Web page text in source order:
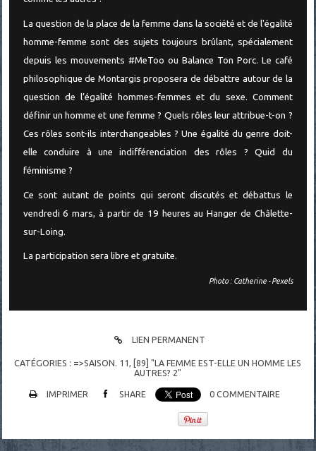
La question de la place de la femme dans la société et de l'égalité
homme-femme sont des sujets toujours brûlant, spécialement
depuis les mouvements #MeToo ou Balance Ton Porc. Le café
philosophique de Montargis proposera de débattre autour de la
question de l’égalité hommes-femmes et du sexe. Comment
définir un homme et une femme ? Quels rôles leur attribue-t-on ?
Ces rôles sont-ils interchangeables ? Une égalité du genre doit-
elle conduire à une indifférenciation des rôles ? Quid du
féminisme ?
Ce sont autant de points qui seront discutés et débattus le
vendredi 6 mars, à partir de 19 heures au Hanger de Châlette-
sur-Loing.
La participation sera libre et gratuite.
Photo : Catherine - Pexels
LIEN PERMANENT
CATÉGORIES : =>SAISON. 11
[89] "LA FEMME EST-ELLE UN HOMME LES
AUTRES? 2"
IMPRIMER SHARE 0 COMMENTAIRE